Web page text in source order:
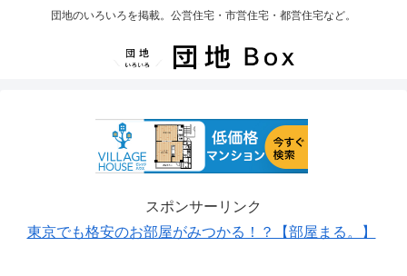
団地のいろいろを掲載。公営住宅・市営住宅・都営住宅など。
スポンサーリンク
東京でも格安のお部屋がみつかる！？【部屋まる。】